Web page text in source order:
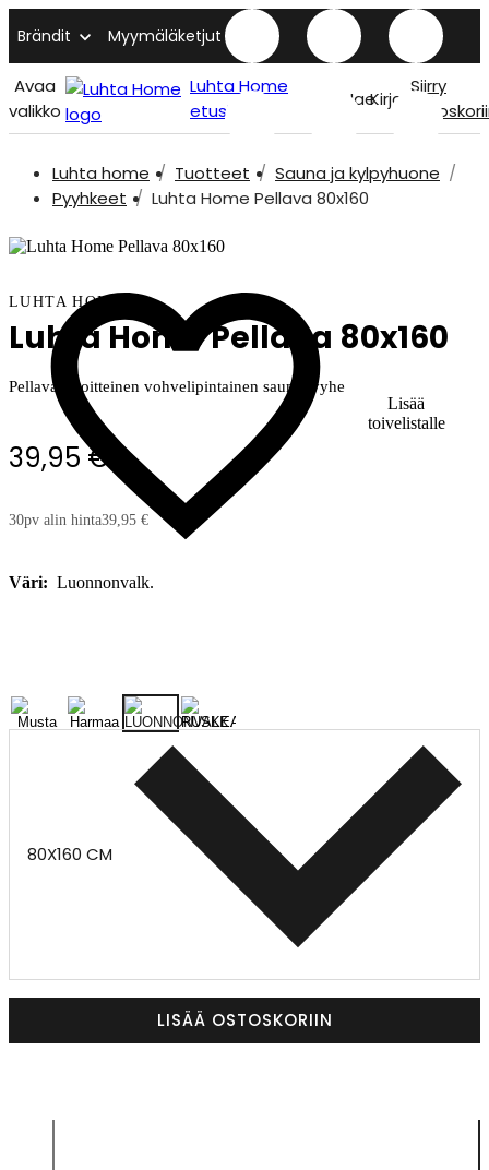
Brändit Myymäläketjut
Avaa
valikko
Luhta Home
etusivu
HaeKirjaudu
Siirry
Luhta home Tuotteet
Sauna ja kylpyhuone
Pyyhkeet
Luhta Home Pellava 80x160
Lisää
toivelistalle
LUHTA HOME
Luhta Home Pellava 80x160
Pellavasekoitteinen vohvelipintainen saunapyyhe
39,95 €
30pv alin hinta39,95 €
Väri: Luonnonvalk.
80X160 CM
LISÄÄ OSTOSKORIIN